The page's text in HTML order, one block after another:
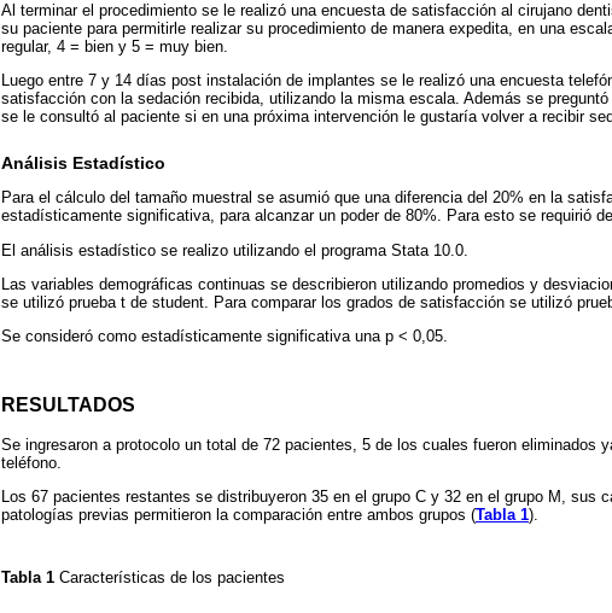
Al terminar el procedimiento se le realizó una encuesta de satisfacción al cirujano
su paciente para permitirle realizar su procedimiento de manera expedita, en una
regular, 4 = bien y 5 = muy bien.
Luego entre 7 y 14 días post instalación de implantes se le realizó una encuesta
satisfacción con la sedación recibida, utilizando la misma escala. Además se
se le consultó al paciente si en una próxima intervención le gustaría volver a recibir
Análisis Estadístico
Para el cálculo del tamaño muestral se asumió que una diferencia del 20% en la
estadísticamente significativa, para alcanzar un poder de 80%. Para esto se requirió
El análisis estadístico se realizo utilizando el programa Stata 10.0.
Las variables demográficas continuas se describieron utilizando promedios y
se utilizó prueba t de student. Para comparar los grados de satisfacción se utilizó
Se consideró como estadísticamente significativa una p < 0,05.
RESULTADOS
Se ingresaron a protocolo un total de 72 pacientes, 5 de los cuales fueron eliminados
teléfono.
Los 67 pacientes restantes se distribuyeron 35 en el grupo C y 32 en el grupo M, sus
patologías previas permitieron la comparación entre ambos grupos (Tabla 1).
Tabla 1 Características de los pacientes